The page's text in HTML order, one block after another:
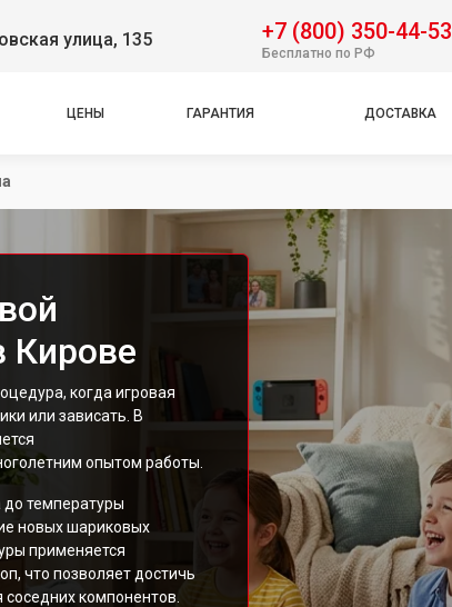
улица, 135 +7 (800) 350-44-53
Бесплатно по РФ
ЦЕНЫ ГАРАНТИЯ ДОСТАВКА
Кирове
когда игровая
или зависать. В
опытом работы.
до температуры
новых шариковых
применяется
что позволяет достичь
компонентов.